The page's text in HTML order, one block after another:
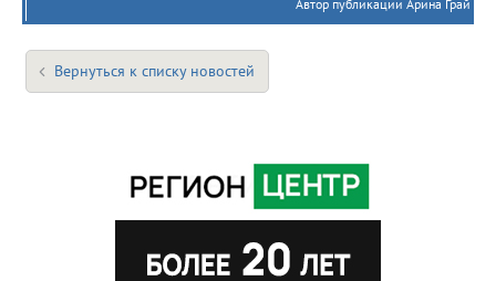
Автор публикации Арина Грай
Вернуться к списку новостей